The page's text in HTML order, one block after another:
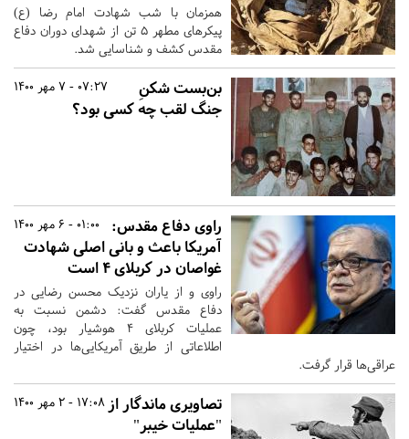
همزمان با شب شهادت امام رضا (ع)
پیکرهای مطهر ۵ تن از شهدای دوران دفاع
مقدس کشف و شناسایی شد.
07:27 - 7 مهر 1400
بن‌بست شکنِ
جنگ لقب چه کسی بود؟
01:00 - 6 مهر 1400
راوی دفاع مقدس:
آمریکا باعث و بانی اصلی شهادت
غواصان در کربلای ۴ است
راوی و از یاران نزدیک محسن رضایی در
دفاع مقدس گفت: دشمن نسبت به
عملیات کربلای ۴ هوشیار بود، چون
اطلاعاتی از طریق آمریکایی‌ها در اختیار
عراقی‌ها قرار گرفت.
17:08 - 2 مهر 1400 تصاویری ماندگار از
"عملیات خیبر"